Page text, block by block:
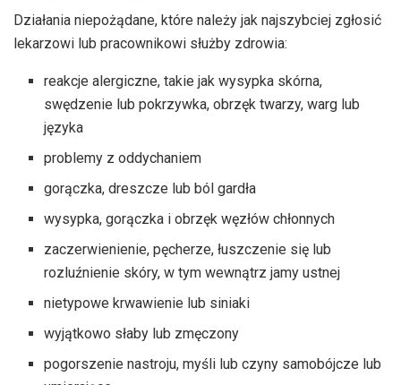
Działania niepożądane, które należy jak najszybciej zgłosić
lekarzowi lub pracownikowi służby zdrowia:
reakcje alergiczne, takie jak wysypka skórna,
swędzenie lub pokrzywka, obrzęk twarzy, warg lub
języka
problemy z oddychaniem
gorączka, dreszcze lub ból gardła
wysypka, gorączka i obrzęk węzłów chłonnych
zaczerwienienie, pęcherze, łuszczenie się lub
rozluźnienie skóry, w tym wewnątrz jamy ustnej
nietypowe krwawienie lub siniaki
wyjątkowo słaby lub zmęczony
pogorszenie nastroju, myśli lub czyny samobójcze lub